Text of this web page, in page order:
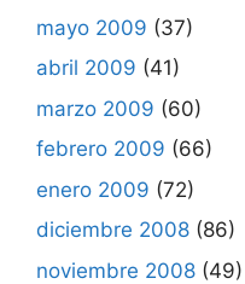
mayo 2009 (37)
abril 2009 (41)
marzo 2009 (60)
febrero 2009 (66)
enero 2009 (72)
diciembre 2008 (86)
noviembre 2008 (49)